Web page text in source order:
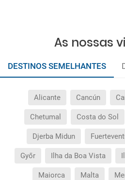
As nossas
DESTINOS SEMELHANTES
Alicante Cancún
Chetumal Costa do Sol
Djerba Midun
Győr Ilha da Boa Vista
Maiorca Malta